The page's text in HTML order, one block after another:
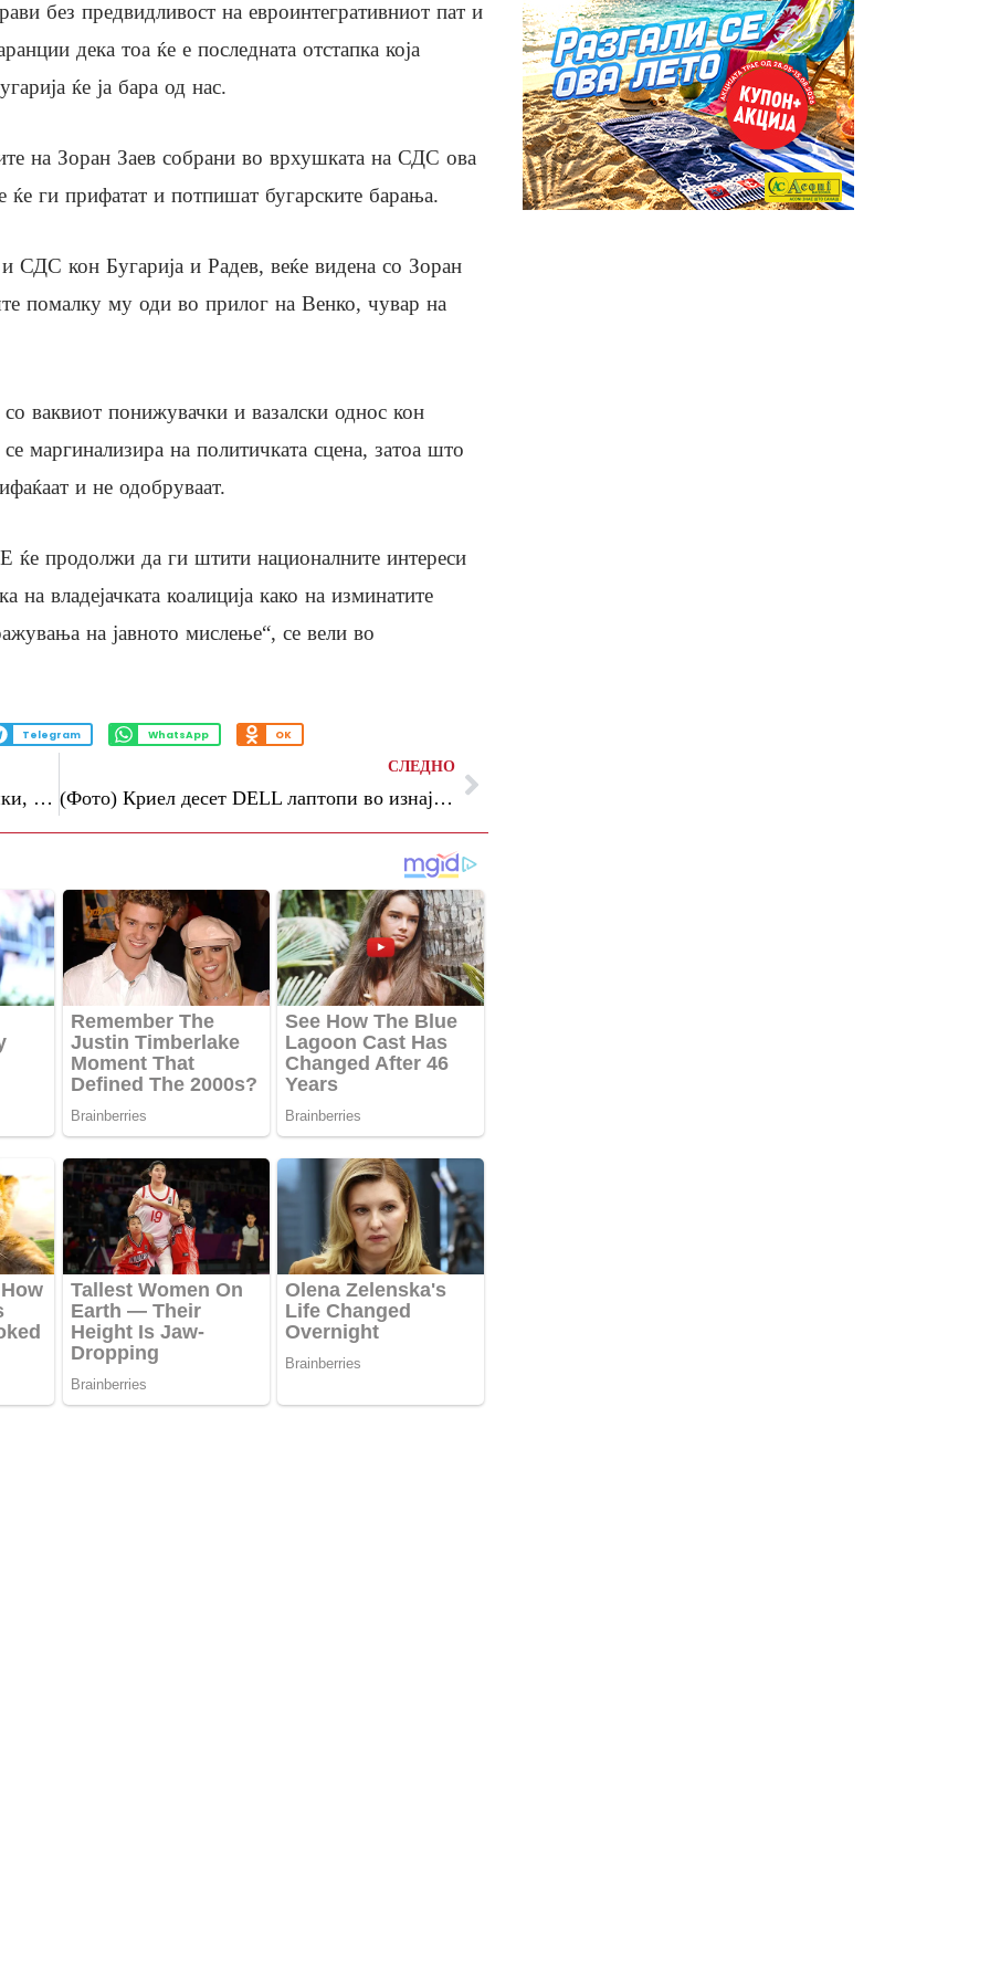
без предвидливост на евроинтегративниот пат и
дека тоа ќе е последната отстапка која
ќе ја бара од нас.
на Зоран Заев собрани во врхушката на СДС ова
ги прифатат и потпишат бугарските барања.
СДС кон Бугарија и Радев, веќе видена со Зоран
помалку му оди во прилог на Венко, чувар на
ваквиот понижувачки и вазалски однос кон
маргинализира на политичката сцена, затоа што
и не одобруваат.
продолжи да ги штити националните интереси
владејачката коалиција како на изминатите
на јавното мислење“, се вели во
Telegram WhatsApp OK
Пациентот не треба да се движи со папки, почнавме процес на дигитална трансформација, рече Алиу за првата година на чело на здравството
СЛЕДНО
(Фото) Криел десет DELL лаптопи во изнајмено возило – го фатија цариниците на Богородица